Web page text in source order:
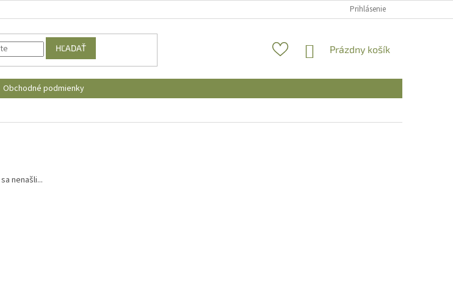
Prihlásenie
HĽADAŤ
NÁKUPNÝ
Prázdny košík
Obchodné podmienky
sa nenašli...